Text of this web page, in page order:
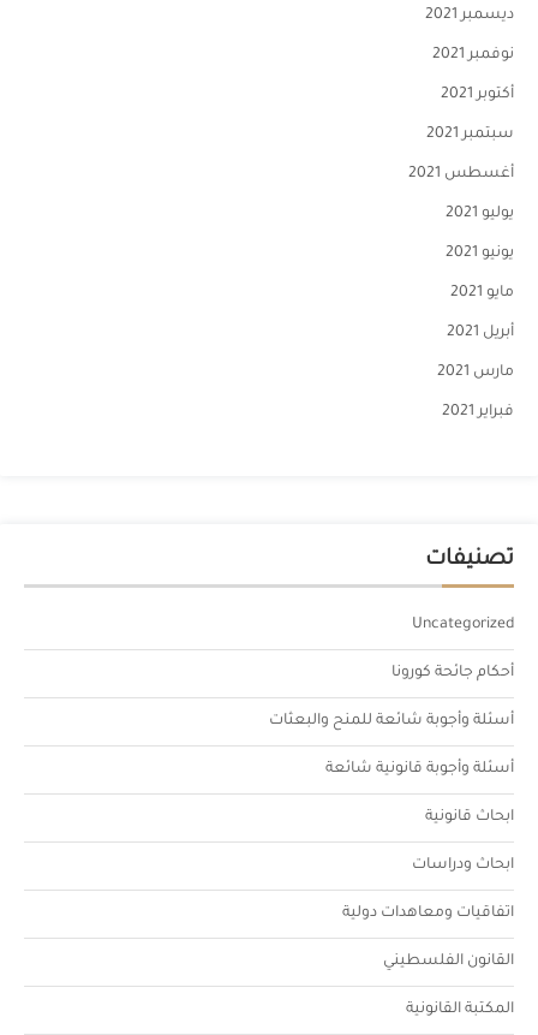
ديسمبر 2021
نوفمبر 2021
أكتوبر 2021
سبتمبر 2021
أغسطس 2021
يوليو 2021
يونيو 2021
مايو 2021
أبريل 2021
مارس 2021
فبراير 2021
تصنيفات
Uncategorized
أحكام جائحة كورونا
أسئلة وأجوبة شائعة للمنح والبعثات
أسئلة وأجوبة قانونية شائعة
ابحاث قانونية
ابحاث ودراسات
اتفاقيات ومعاهدات دولية
القانون الفلسطيني
المكتبة القانونية